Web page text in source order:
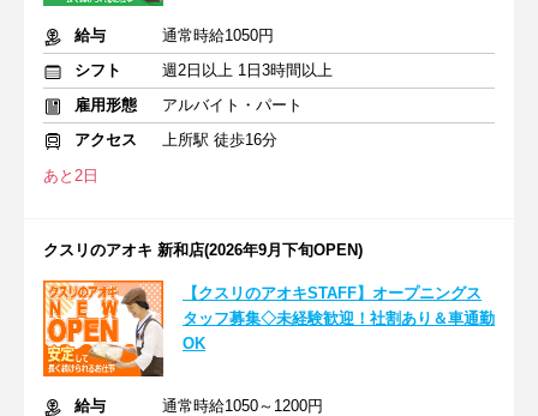
給与
通常時給1050円
シフト
週2日以上 1日3時間以上
雇用形態
アルバイト・パート
アクセス
上所駅 徒歩16分
あと2日
クスリのアオキ 新和店(2026年9月下旬OPEN)
【クスリのアオキSTAFF】オープニングス
タッフ募集◇未経験歓迎！社割あり＆車通勤
OK
給与
通常時給1050～1200円